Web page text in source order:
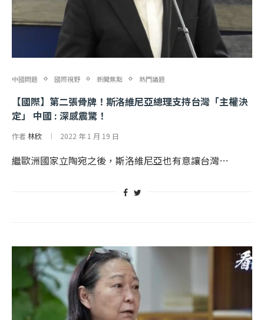
中國問題 國際視野 新聞焦點 熱門議題
【國際】第二張骨牌！斯洛維尼亞總理支持台灣「主權決
定」 中國 : 深感震驚！
作者林欣 2022 年 1 月 19 日
繼歐洲國家立陶宛之後，斯洛維尼亞也有意讓台灣…